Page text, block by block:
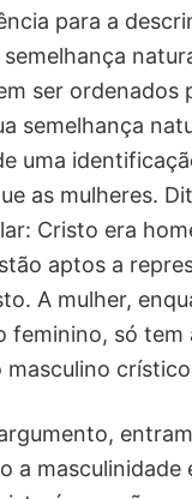
para a
ser ordenados
semelhança
uma
as mulheres.
Cristo era
aptos a
A mulher,
feminino, só tem
masculino
a masculinidade